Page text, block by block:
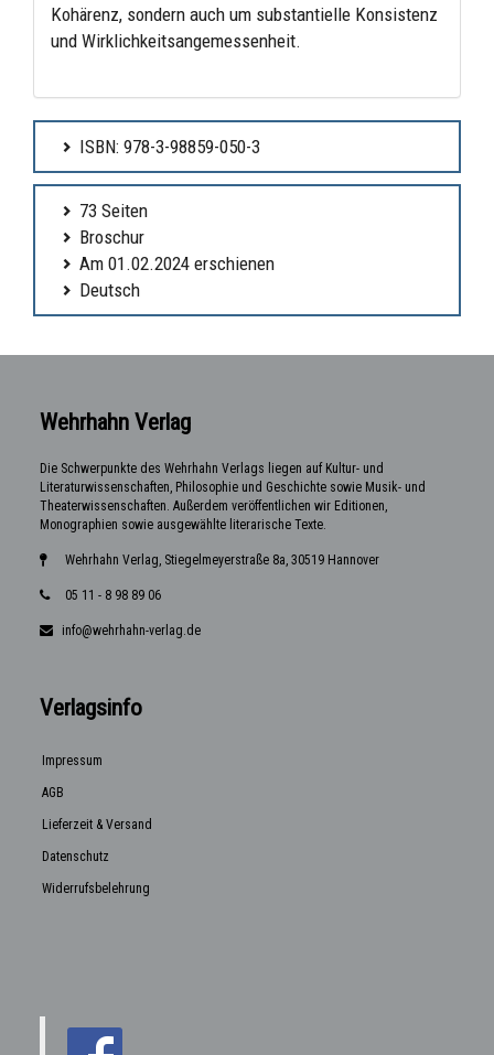
Kohärenz, sondern auch um substantielle Konsistenz
und Wirklichkeitsangemessenheit.
ISBN: 978-3-98859-050-3
73 Seiten
Broschur
Am 01.02.2024 erschienen
Deutsch
Wehrhahn Verlag
Die Schwerpunkte des Wehrhahn Verlags liegen auf Kultur- und
Literaturwissenschaften, Philosophie und Geschichte sowie Musik- und
Theaterwissenschaften. Außerdem veröffentlichen wir Editionen,
Monographien sowie ausgewählte literarische Texte.
Wehrhahn Verlag, Stiegelmeyerstraße 8a, 30519 Hannover
05 11 - 8 98 89 06
info@wehrhahn-verlag.de
Verlagsinfo
Impressum
AGB
Lieferzeit & Versand
Datenschutz
Widerrufsbelehrung